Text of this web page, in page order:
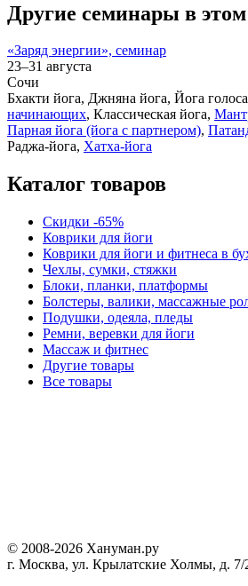
Другие семинары в
«Заряд энергии», семинар
23–31 августа
Сочи
Бхакти йога, Джняна йога, Йога
начинающих, Классическая йога,
Парная йога (йога с партнером),
Раджа-йога, Хатха-йога
Каталог товаров
Скидки -65%
Коврики для йоги
Коврики для йоги и фитнеса в
Чехлы, сумки, стяжки
Блоки, планки, платформы
Болстеры, валики, массажные
Подушки, одеяла, пледы
Ремни, веревки для йоги
Массаж и фитнес
Другие товары
Все товары
© 2008-2026 Хануман.ру
г. Москва, ул. Крылатские Холмы, д. 7/